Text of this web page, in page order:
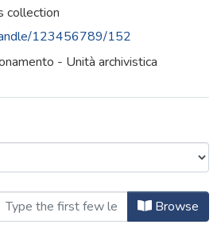
collection
123456789/152
- Unità archivistica
delli sig.ri Browse